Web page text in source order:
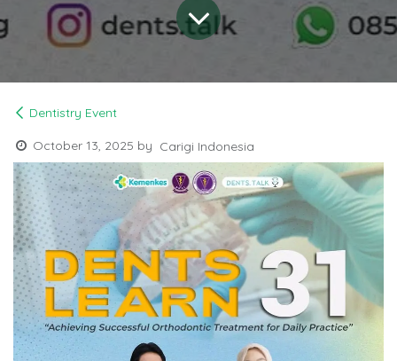
Dentistry Event
October 13, 2025 by Carigi Indonesia